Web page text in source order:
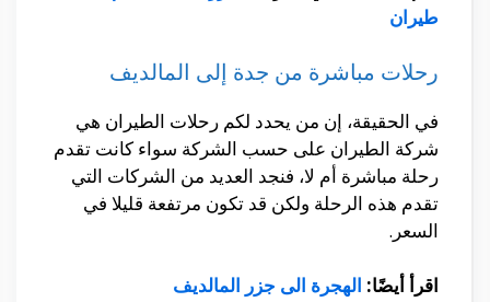
طيران
رحلات مباشرة من جدة إلى المالديف
في الحقيقة، إن من يحدد لكم رحلات الطيران هي
شركة الطيران على حسب الشركة سواء كانت تقدم
رحلة مباشرة أم لا، فنجد العديد من الشركات التي
تقدم هذه الرحلة ولكن قد تكون مرتفعة قليلا في
السعر.
اقرأ أيضًا: الهجرة الى جزر المالديف